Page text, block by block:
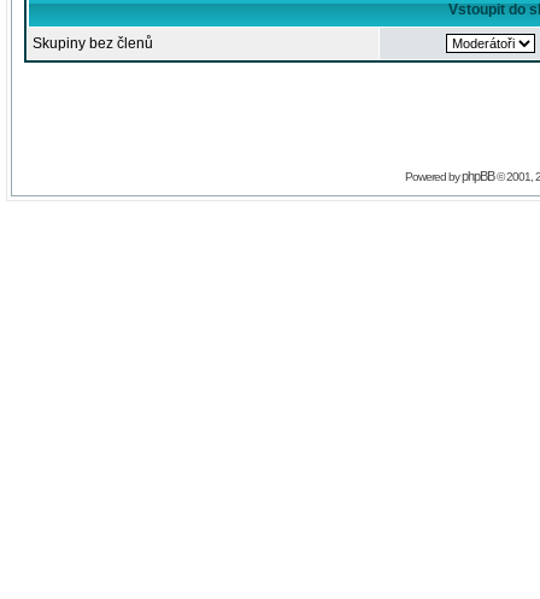
Vstoupit do
Skupiny bez členů
Powered byphpBB© 2001,